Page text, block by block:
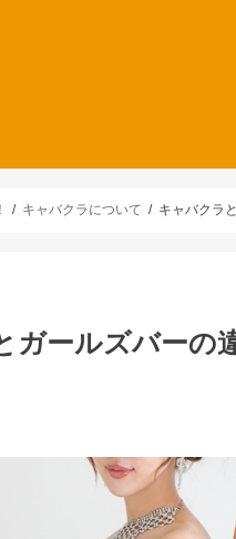
キャバクラについて キャバクラ
ガールズバーの